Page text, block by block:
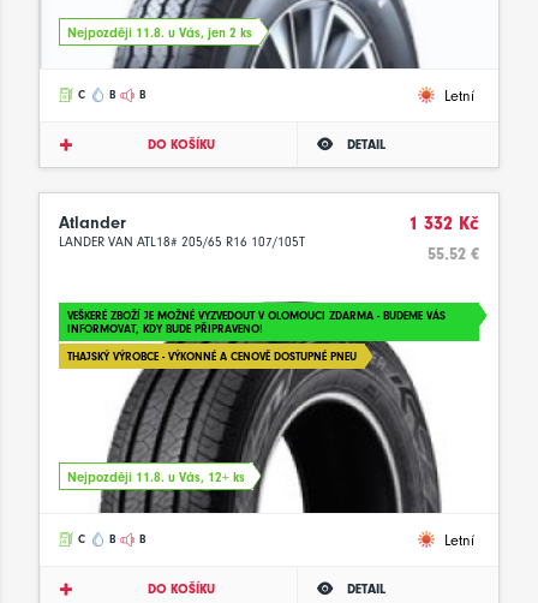
Nejpozději 11.8. u Vás, jen 2 ks
C B B Letní
DO KOŠÍKU DETAIL
Atlander
LANDER VAN ATL18# 205/65 R16 107/105T
1 332 Kč
55.52 €
VEŠKERÉ ZBOŽÍ JE MOŽNÉ VYZVEDOUT V OLOMOUCI ZDARMA - BUDEME VÁS
INFORMOVAT, KDY BUDE PŘIPRAVENO!
THAJSKÝ VÝROBCE - VÝKONNÉ A CENOVĚ DOSTUPNÉ PNEU
Nejpozději 11.8. u Vás, 12+ ks
C B B Letní
DO KOŠÍKU DETAIL